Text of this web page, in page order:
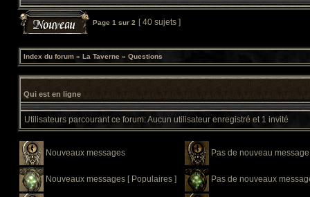
Page 1 sur 2 [ 40 sujets ]
Index du forum » La Taverne » Questions
Qui est en ligne
Utilisateurs parcourant ce forum: Aucun utilisateur enregistré et 1 invité
Nouveaux messages Pas de nouveau message
Nouveaux messages [ Populaires ] Pas de nouveaux